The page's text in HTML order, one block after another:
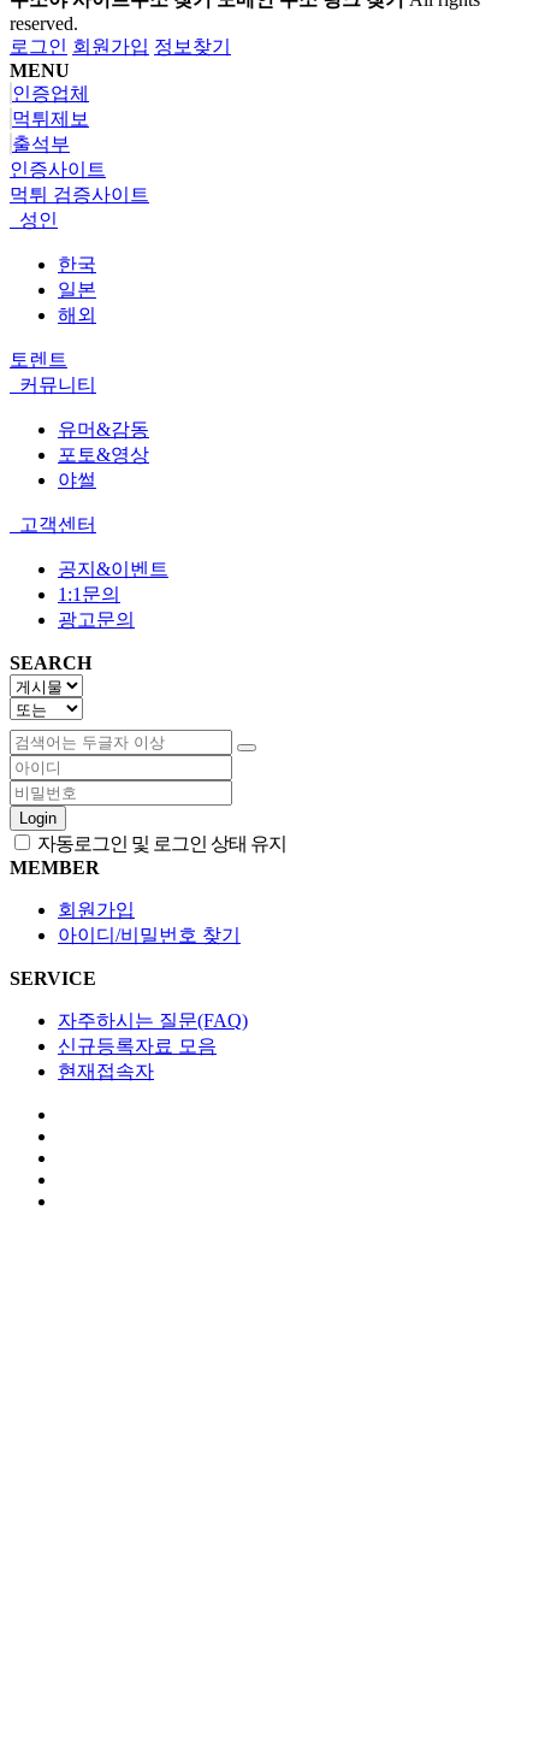
reserved.
로그인 회원가입 정보찾기
MENU
인증업체
먹튀제보
출석부
인증사이트
먹튀 검증사이트
성인
한국
일본
해외
토렌트
커뮤니티
유머&감동
포토&영상
야썰
고객센터
공지&이벤트
1:1문의
광고문의
SEARCH
Login
자동로그인 및 로그인 상태 유지
MEMBER
회원가입
아이디/비밀번호 찾기
SERVICE
자주하시는 질문(FAQ)
신규등록자료 모음
현재접속자